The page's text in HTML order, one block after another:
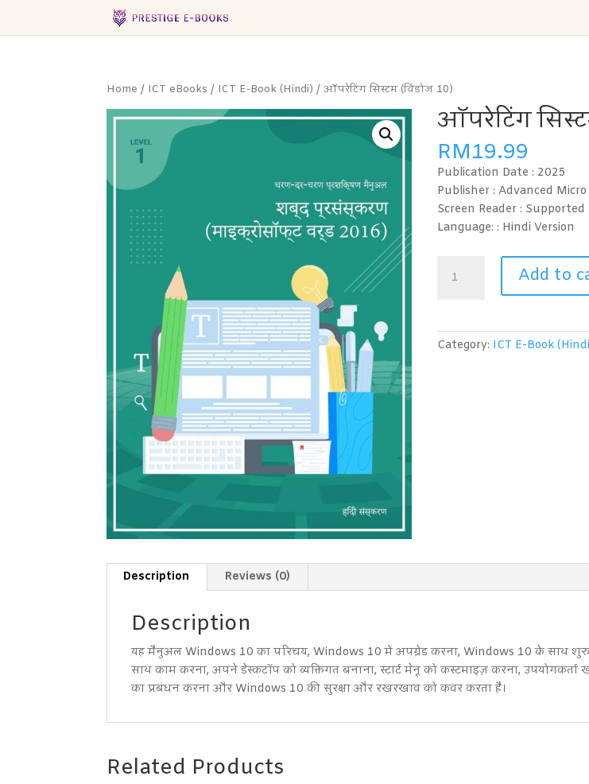
Home / ICT eBooks / ICT E-Book (Hindi) / ऑपरेटिंग सिस्टम (विंडोज 10)
ऑपरेटिंग
RM19.99
Publication Date : 2025
Publisher : Advanced
Screen Reader : Supported
Language: : Hindi Version
सिस्टम
quantity
Add to
Category: ICT E-Book
Description Reviews (0)
Description
यह मैनुअल Windows 10 का परिचय, Windows 10 में अपग्रेड करना, Windows 10 के साथ
साथ काम करना, अपने डेस्कटॉप को व्यक्तिगत बनाना, स्टार्ट मेनू को कस्टमाइज़ करना,
का प्रबंधन करना और Windows 10 की सुरक्षा और रखरखाव को कवर करता है।
Related Products